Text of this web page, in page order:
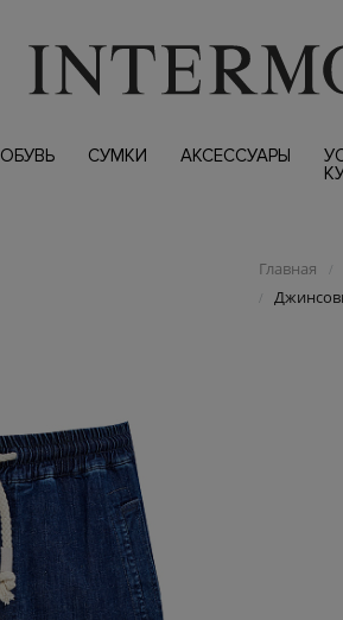
ОБУВЬ СУМКИ АКСЕССУАРЫ
Главная /
/